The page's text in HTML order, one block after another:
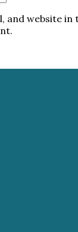
and website